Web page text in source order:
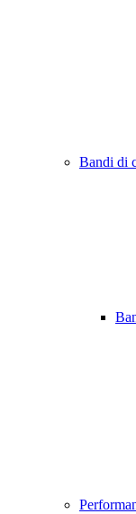
Bandi di